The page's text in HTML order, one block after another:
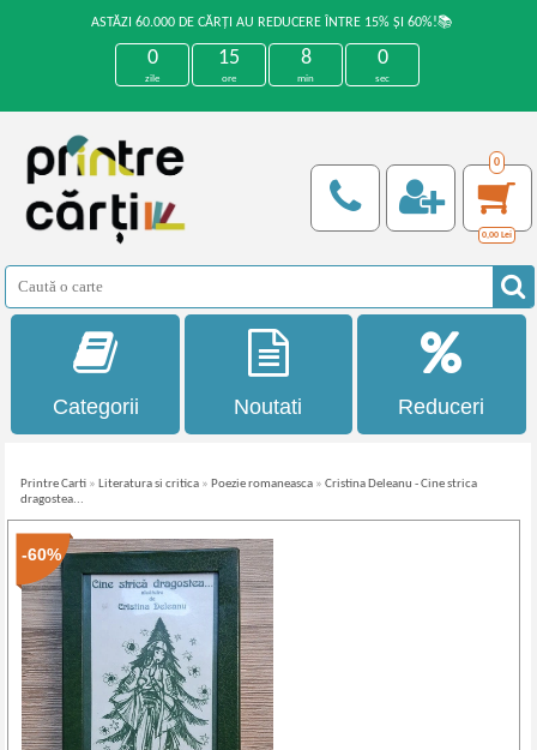
ASTĂZI 60.000 DE CĂRȚI AU REDUCERE ÎNTRE 15% ȘI 60%!📚
0
zile
15
ore
7
min
59
sec
0
0,00 Lei
Categorii Noutati Reduceri
Printre Carti » Literatura si critica » Poezie romaneasca »Cristina Deleanu - Cine strica
dragostea...
-60%